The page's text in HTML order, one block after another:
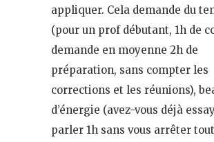
appliquer. Cela demande du
(pour un prof débutant, 1h de
demande en moyenne 2h de
préparation, sans compter les
corrections et les réunions),
d’énergie (avez-vous déjà
parler 1h sans vous arrêter